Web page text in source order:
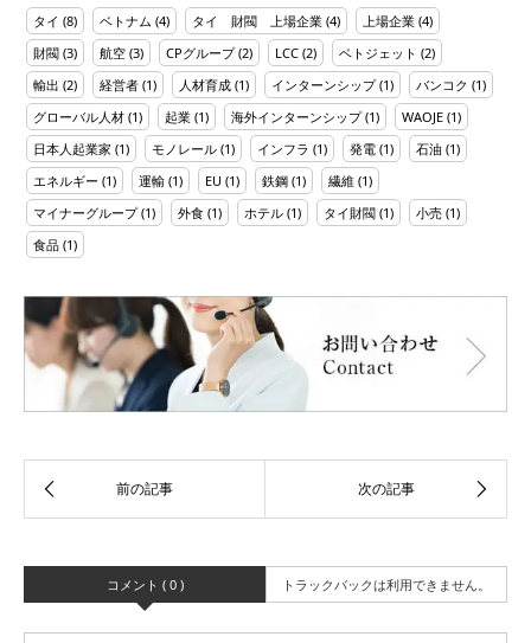
タイ (8) ベトナム (4) タイ 財閥 上場企業 (4) 上場企業 (4)
財閥 (3) 航空 (3) CPグループ(2) LCC (2) ベトジェット (2)
輸出 (2) 経営者 (1) 人材育成 (1) インターンシップ(1) バンコク (1)
グローバル人材 (1) 起業 (1) 海外インターンシップ(1) WAOJE (1)
日本人起業家 (1) モノレール (1) インフラ (1) 発電 (1) 石油 (1)
エネルギー (1) 運輸 (1) EU (1) 鉄鋼 (1) 繊維 (1)
マイナーグループ(1) 外食 (1) ホテル (1) タイ財閥 (1) 小売 (1)
食品 (1)
コメント ( 0 ) トラックバックは利用できません。